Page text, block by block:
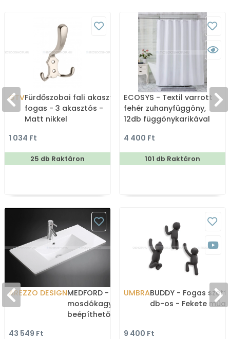
GTVFürdőszobai fali akasztó,
fogas - 3 akasztós -
Matt nikkel
1 034 Ft
25 db Raktáron
ECOSYS - Textil varrott
fehér zuhanyfüggöny,
12db függönykarikával
4 400 Ft
101 db Raktáron
AREZZO DESIGNMEDFORD - Mosdó,
mosdókagyló - Kerámia,
beépíthető - 90 x 39 cm
43 549 Ft
UMBRABUDDY - Fogas
db-os - Fekete
9 400 Ft